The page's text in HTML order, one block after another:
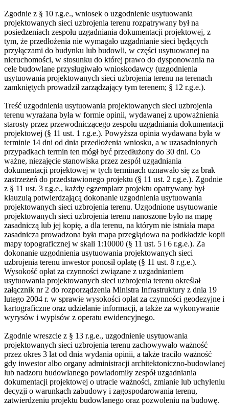
Zgodnie z § 10 r.g.e., wniosek o uzgodnienie usytuowania
projektowanych sieci uzbrojenia terenu rozpatrywany był na
posiedzeniach zespołu uzgadniania dokumentacji projektowej, z
tym, że przedłożenia nie wymagało uzgadnianie sieci będących
przyłączami do budynku lub budowli, w części usytuowanej na
nieruchomości, w stosunku do której prawo do dysponowania na
cele budowlane przysługiwało wnioskodawcy (uzgodnienia
usytuowania projektowanych sieci uzbrojenia terenu na terenach
zamkniętych prowadził zarządzający tym terenem; § 12 r.g.e.).
Treść uzgodnienia usytuowania projektowanych sieci uzbrojenia
terenu wyrażana była w formie opinii, wydawanej z upoważnienia
starosty przez przewodniczącego zespołu uzgadniania dokumentacji
projektowej (§ 11 ust. 1 r.g.e.). Powyższa opinia wydawana była w
terminie 14 dni od dnia przedłożenia wniosku, a w uzasadnionych
przypadkach termin ten mógł być przedłużony do 30 dni. Co
ważne, niezajęcie stanowiska przez zespół uzgadniania
dokumentacji projektowej w tych terminach uznawało się za brak
zastrzeżeń do przedstawionego projektu (§ 11 ust. 2 r.g.e.). Zgodnie
z § 11 ust. 3 r.g.e., każdy egzemplarz projektu opatrywany był
klauzulą potwierdzającą dokonanie uzgodnienia usytuowania
projektowanych sieci uzbrojenia terenu. Uzgodnione usytuowanie
projektowanych sieci uzbrojenia terenu nanoszone było na mapę
zasadniczą lub jej kopię, a dla terenu, na którym nie istniała mapa
zasadnicza prowadzona była mapa przeglądowa na podkładzie kopii
mapy topograficznej w skali 1:10000 (§ 11 ust. 5 i 6 r.g.e.). Za
dokonanie uzgodnienia usytuowania projektowanych sieci
uzbrojenia terenu inwestor ponosił opłatę (§ 11 ust. 8 r.g.e.).
Wysokość opłat za czynności związane z uzgadnianiem
usytuowania projektowanych sieci uzbrojenia terenu określał
załącznik nr 2 do rozporządzenia Ministra Infrastruktury z dnia 19
lutego 2004 r. w sprawie wysokości opłat za czynności geodezyjne i
kartograficzne oraz udzielanie informacji, a także za wykonywanie
wyrysów i wypisów z operatu ewidencyjnego.
Zgodnie wreszcie z § 13 r.g.e., uzgodnienie usytuowania
projektowanych sieci uzbrojenia terenu zachowywało ważność
przez okres 3 lat od dnia wydania opinii, a także traciło ważność
gdy inwestor albo organy administracji architektoniczno-budowlanej
lub nadzoru budowlanego powiadomiły zespół uzgadniania
dokumentacji projektowej o utracie ważności, zmianie lub uchyleniu
decyzji o warunkach zabudowy i zagospodarowania terenu,
zatwierdzeniu projektu budowlanego oraz pozwoleniu na budowę.